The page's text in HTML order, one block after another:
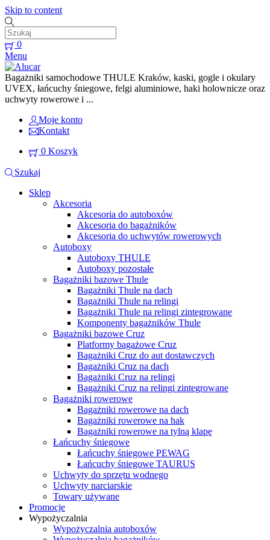
Skip to content
0
Menu
Bagażniki samochodowe THULE Kraków, kaski, gogle i okulary
UVEX, łańcuchy śniegowe, felgi aluminiowe, haki holownicze oraz
uchwyty rowerowe i ...
Moje konto
Kontakt
0 Koszyk
Szukaj
Sklep
Akcesoria
Akcesoria do autoboxów
Akcesoria do bagażników
Akcesoria do uchwytów rowerowych
Autoboxy
Autoboxy THULE
Autoboxy pozostałe
Bagażniki bazowe Thule
Bagażniki Thule na dach
Bagażniki Thule na relingi
Bagażniki Thule na relingi zintegrowane
Komponenty bagażników Thule
Bagażniki bazowe Cruz
Platformy bagażowe Cruz
Bagażniki Cruz do aut dostawczych
Bagażniki Cruz na dach
Bagażniki Cruz na relingi
Bagażniki Cruz na relingi zintegrowane
Bagażniki rowerowe
Bagażniki rowerowe na dach
Bagażniki rowerowe na hak
Bagażniki rowerowe na tylną klapę
Łańcuchy śniegowe
Łańcuchy śniegowe PEWAG
Łańcuchy śniegowe TAURUS
Uchwyty do sprzętu wodnego
Uchwyty narciarskie
Towary używane
Promocje
Wypożyczalnia
Wypożyczalnia autoboxów